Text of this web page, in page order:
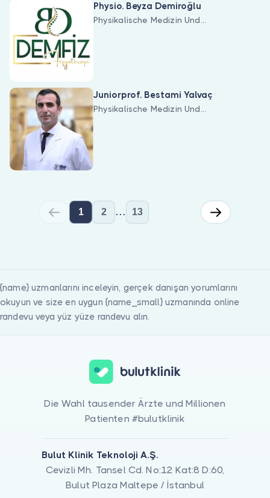
Physio. Beyza Demiroğlu
Physikalische Medizin Und
Juniorprof. Bestami Yalvaç
Physikalische Medizin Und
1 2 ... 13
{name} uzmanlarını inceleyin, gerçek danışan yorumlarını
okuyun ve size en uygun {name_small} uzmanında online
randevu veya yüz yüze randevu alın.
Die Wahl tausender Ärzte und Millionen
Patienten #bulutklinik
Bulut Klinik Teknoloji A.Ş.
Cevizli Mh. Tansel Cd. No:12 Kat:8 D:60,
Bulut Plaza Maltepe / İstanbul